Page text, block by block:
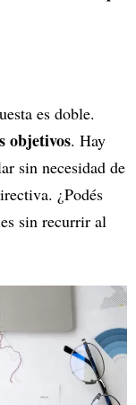
es doble.
objetivos. Hay
sin necesidad de
¿Podés
sin recurrir al